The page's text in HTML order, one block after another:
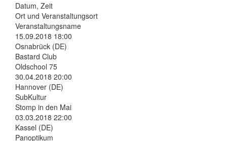
Datum, Zeit
Ort und Veranstaltungsort
Veranstaltungsname
15.09.2018 18:00
Osnabrück (DE)
Bastard Club
Oldschool 75
30.04.2018 20:00
Hannover (DE)
SubKultur
Stomp in den Mai
03.03.2018 22:00
Kassel (DE)
Panoptikum